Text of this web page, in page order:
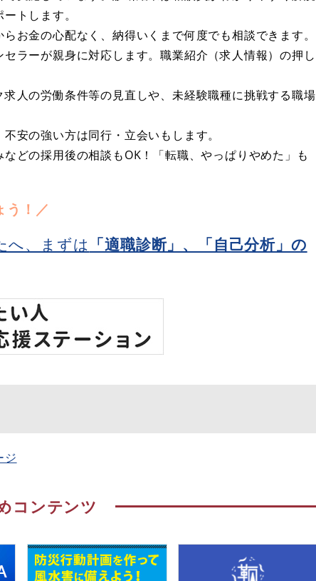
トします。
お金の心配なく、納得いくまで何度でも相談できます。
ラーが親身に対応します。職業紹介（求人情報）の押し
人の労働条件等の見直しや、未経験職種に挑戦する職場
安の強い方は同行・立会いもします。
どの採用後の相談もOK！「転職、やっぱりやめた」も
う！／
へ、まずは 「適職診断」、「自己分析」の
ジ
コンテンツ